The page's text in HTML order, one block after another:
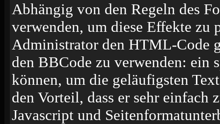
Abhängig von den Regeln des
verwenden, um diese Effekte zu
Administrator den HTML-Code
den BBCode zu verwenden: ein
können, um die geläufigsten
den Vorteil, dass er sehr
Javascript und